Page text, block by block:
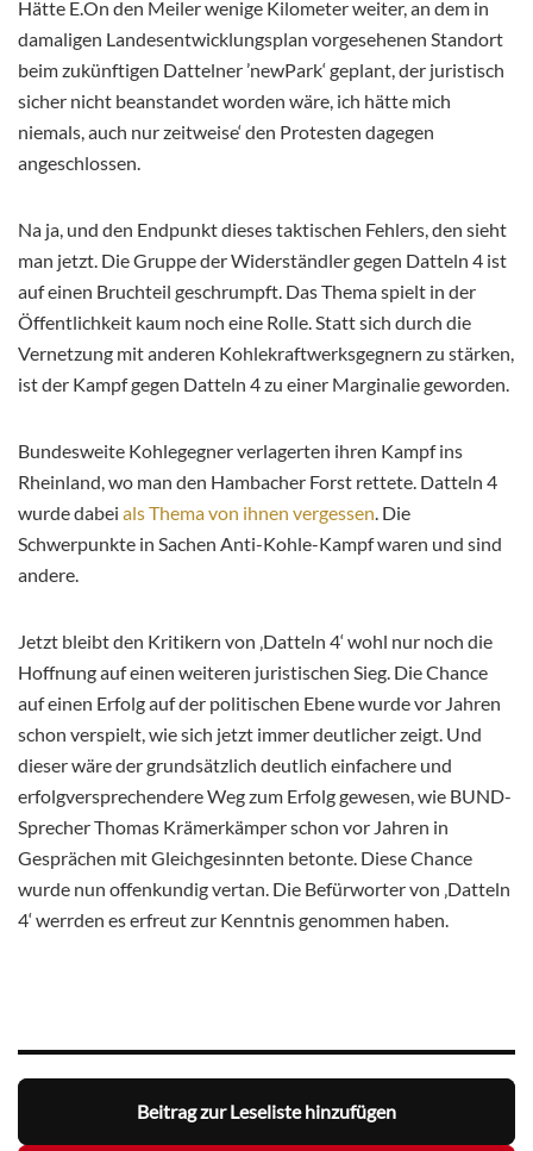
Hätte E.On den Meiler wenige Kilometer weiter, an dem in
damaligen Landesentwicklungsplan vorgesehenen Standort
beim zukünftigen Dattelner ’newPark‘ geplant, der juristisch
sicher nicht beanstandet worden wäre, ich hätte mich
niemals, auch nur zeitweise‘ den Protesten dagegen
angeschlossen.
Na ja, und den Endpunkt dieses taktischen Fehlers, den sieht
man jetzt. Die Gruppe der Widerständler gegen Datteln 4 ist
auf einen Bruchteil geschrumpft. Das Thema spielt in der
Öffentlichkeit kaum noch eine Rolle. Statt sich durch die
Vernetzung mit anderen Kohlekraftwerksgegnern zu stärken,
ist der Kampf gegen Datteln 4 zu einer Marginalie geworden.
Bundesweite Kohlegegner verlagerten ihren Kampf ins
Rheinland, wo man den Hambacher Forst rettete. Datteln 4
wurde dabei als Thema von ihnen vergessen . Die
Schwerpunkte in Sachen Anti-Kohle-Kampf waren und sind
andere.
Jetzt bleibt den Kritikern von ‚Datteln 4‘ wohl nur noch die
Hoffnung auf einen weiteren juristischen Sieg. Die Chance
auf einen Erfolg auf der politischen Ebene wurde vor Jahren
schon verspielt, wie sich jetzt immer deutlicher zeigt. Und
dieser wäre der grundsätzlich deutlich einfachere und
erfolgversprechendere Weg zum Erfolg gewesen, wie BUND-
Sprecher Thomas Krämerkämper schon vor Jahren in
Gesprächen mit Gleichgesinnten betonte. Diese Chance
wurde nun offenkundig vertan. Die Befürworter von ‚Datteln
4‘ werrden es erfreut zur Kenntnis genommen haben.
Beitrag zur Leseliste hinzufügen